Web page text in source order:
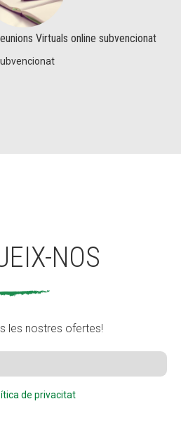
Virtuals online subvencionat
NOS
les nostres ofertes!
de privacitat